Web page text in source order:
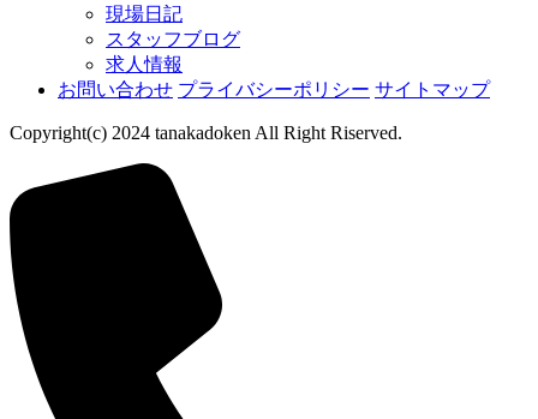
現場日記
スタッフブログ
求人情報
お問い合わせ プライバシーポリシー サイトマップ
Copyright(c) 2024 tanakadoken All Right Riserved.